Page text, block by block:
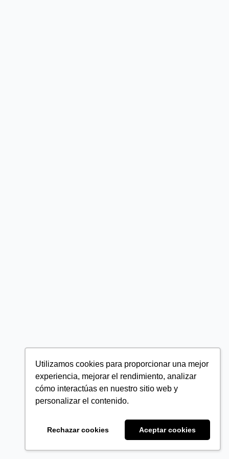
Utilizamos cookies para proporcionar una mejor
experiencia, mejorar el rendimiento, analizar
cómo interactúas en nuestro sitio web y
personalizar el contenido.
Rechazar cookies Aceptar cookies